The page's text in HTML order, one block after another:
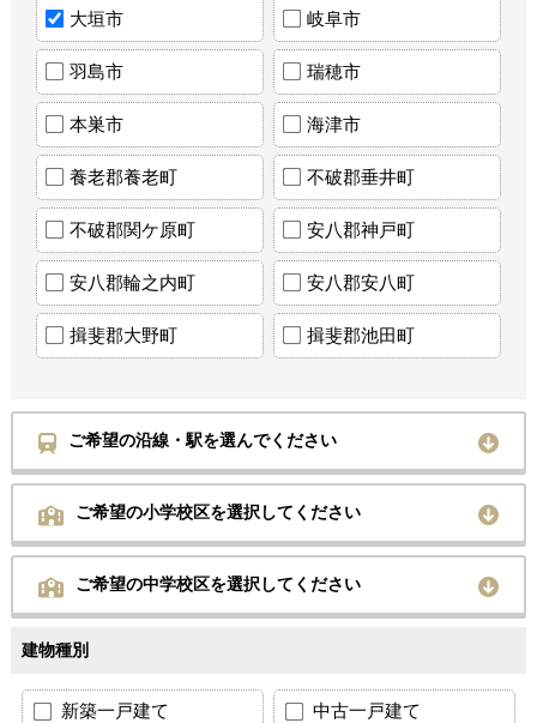
大垣市 岐阜市
羽島市 瑞穂市
本巣市 海津市
養老郡養老町 不破郡垂井町
不破郡関ケ原町 安八郡神戸町
安八郡輪之内町 安八郡安八町
揖斐郡大野町 揖斐郡池田町
ご希望の沿線・駅を選んでください
ご希望の小学校区を選択してください
ご希望の中学校区を選択してください
建物種別
新築一戸建て 中古一戸建て